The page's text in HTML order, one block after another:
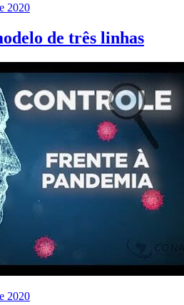
2020
de três linhas
2020